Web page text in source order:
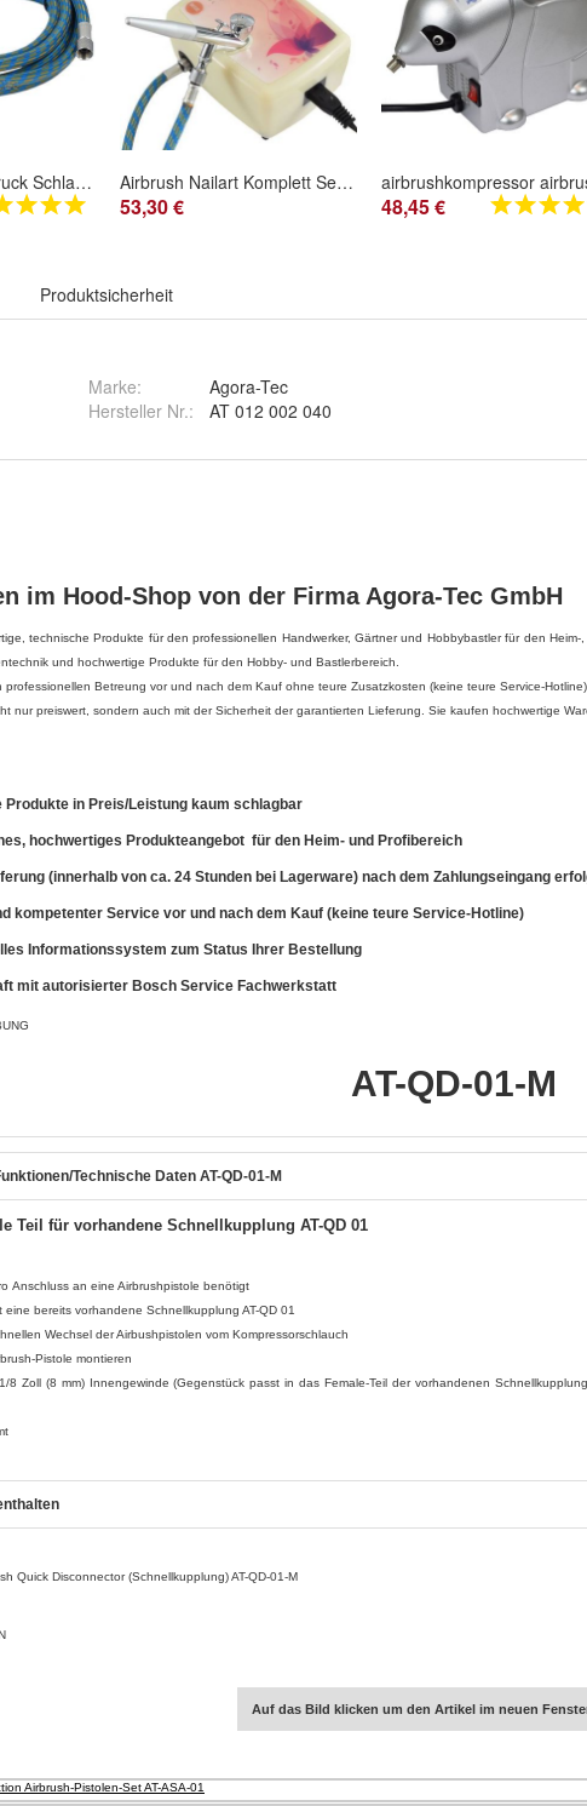
Airbrush Pistole Druck Schlauch Airbrushschlauch Druckluft Luftschlauch Zubehör Airbrush Nailart Komplett Set Kompressor Airbrushpistole Nageldesign Nail
53,30 € 48,45 €
Produktsicherheit
Marke:
Agora-Tec
Hersteller Nr.:
AT 012 002 040